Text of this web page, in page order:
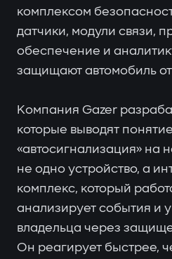
комплексом
датчики, модули связи,
обеспечение и
защищают автомобиль
Компания Gazer
которые выводят понятие
«автосигнализация» на
не одно устройство, а
комплекс, который
анализирует события и
владельца через
Он реагирует быстрее,